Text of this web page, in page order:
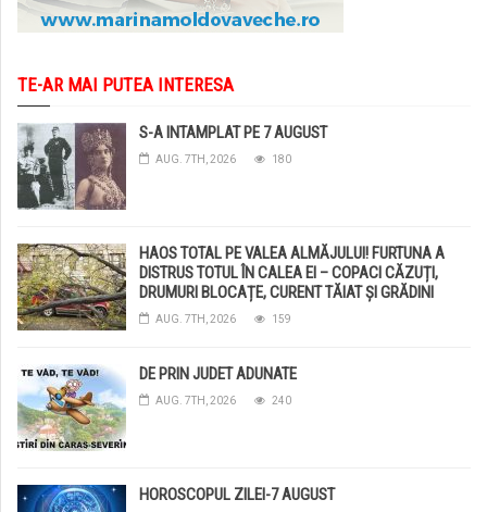
TE-AR MAI PUTEA INTERESA
S-A INTAMPLAT PE 7 AUGUST
AUG. 7TH, 2026 180
HAOS TOTAL PE VALEA ALMĂJULUI! FURTUNA A
DISTRUS TOTUL ÎN CALEA EI – COPACI CĂZUȚI,
DRUMURI BLOCAȚE, CURENT TĂIAT ȘI GRĂDINI
DISTRUSE DE GRINDINĂ!
AUG. 7TH, 2026 159
DE PRIN JUDET ADUNATE
AUG. 7TH, 2026 240
HOROSCOPUL ZILEI-7 AUGUST